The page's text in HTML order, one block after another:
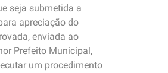
seja submetida a
apreciação do
enviada ao
Prefeito Municipal,
um procedimento